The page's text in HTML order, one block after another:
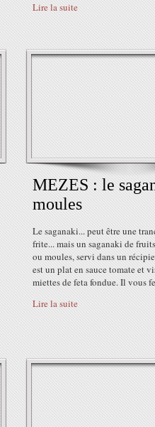
Lire la suite
MEZES : le
moules
Le saganaki... peut être une
frite... mais un saganaki de
ou moules, servi dans un
est un plat en sauce tomate et
miettes de feta fondue. Il vous
Lire la suite